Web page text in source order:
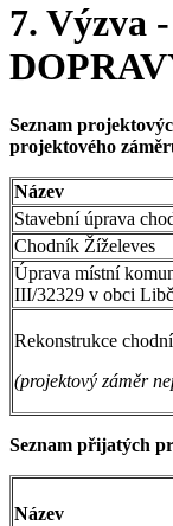
7. Výzva
Seznam
projektového
Název
Stavební úprava
Chodník Žíželeves
Úprava místní
III/32329 v obci
Rekonstrukce
(projektový záměr
Seznam přijatých
Název